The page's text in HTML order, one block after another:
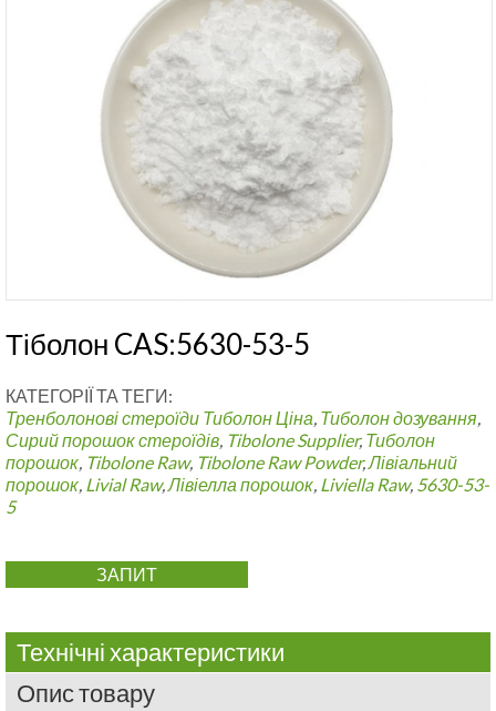
Тіболон CAS:5630-53-5
КАТЕГОРІЇ ТА ТЕГИ:
Тренболонові стероїди Тиболон Ціна, Тиболон дозування,
Сирий порошок стероїдів, Tibolone Supplier, Тиболон
порошок, Tibolone Raw, Tibolone Raw Powder,Лівіальний
порошок, Livial Raw,Лівіелла порошок, Liviella Raw, 5630-53-
5
ЗАПИТ
Технічні характеристики
Опис товару